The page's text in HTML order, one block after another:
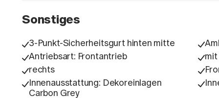
Sonstiges
3-Punkt-Sicherheitsgurt hinten mitte
Antriebsart: Frontantrieb
rechts
Innenausstattung: Dekoreinlagen
Carbon Grey